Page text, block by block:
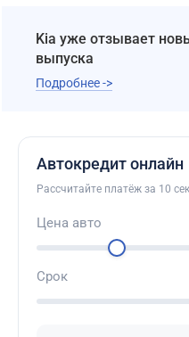
Kia уже отзывает
выпуска
Подробнее ->
Автокредит онлайн
Рассчитайте платёж за 10
Цена авто
Срок